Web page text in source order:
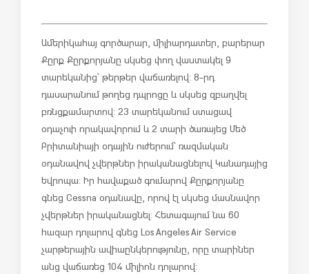
Ամերիկահայ գործարար, միլիարդատեր, բարերար
Քըրք Քըրքորյանը սկսեց փող վաստակել 9
տարեկանից՝ թերթեր վաճառելով: 8-րդ
դասարանում թողեց դպրոցը և սկսեց զբաղվել
բռնցքամարտով: 23 տարեկանում ստացավ
օդաչուի որակավորում և 2 տարի ծառայեց Մեծ
Բրիտանիայի օդային ուժերում՝ ռազմական
օդանավով չվերթներ իրականացնելով Կանադայից
Եվրոպա: Իր հավաքած գումարով Քըրքորյանը
գնեց Cessna օդանավը, որով էլ սկսեց մասնավոր
չվերթներ իրականացնել: Հետագայում նա 60
հազար դոլարով գնեց Los Angeles Air Service
չարթերային ավիաընկերությունը, որը տարիներ
անց վաճառեց 104 միլիոն դոլարով: